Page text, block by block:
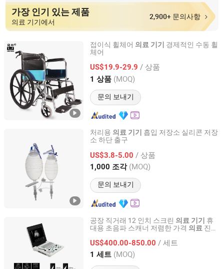
가장 인기 있는 제품
의료 기기에서
2,900+ 문의사항
접이식 휠체어 의료 기기
경제적인 수동 휠
체어
US$19.9-29.9 / 상품
1 상품 (MOQ)
문의 보내기
Shanghai Brother Medical Manufacturer Co., Ltd.
Shanghai, China 이후 2019
처리용 의료 기기
흡입 저장소 실리콘 저장
소 하단 출구
US$3.8-5.00 / 상품
1,000 조각 (MOQ)
문의 보내기
Ningbo Luke Medical Devices Co., Ltd.
Zhejiang, China 이후 2016
공장 직거래 12 인치 스크린 의료 기기 휴
대용 초음파 스캐너 저렴한 가격 의료 진단
US$400.00-850.00 / 세트
1 세트 (MOQ)
Hefei Sada Medical Equipment Co., Ltd.
Anhui, China 이후 2015